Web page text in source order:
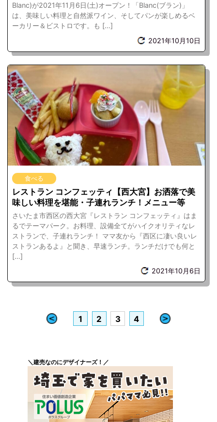
Blanc)が2021年11月6日(土)オープン！「Blanc(ブラン)」
は、美味しい料理と自然派ワイン、そしてパンが楽しめるベ
ーカリー＆ビストロです。も […]
2021年10月10日
食べる
レストラン コンフェッティ【西大宮】お洒落で美
味しい料理を堪能・子連れランチ！メニュー等
さいたま市西区の西大宮『レストラン コンフェッティ』はま
るでテーマパーク。お料理、設備全てがハイクオリティなレ
ストランで、子連れランチ！ ママ友から『西区に凄い良いレ
ストランあるよ』と聞き、早速ランチ。ランチだけでも何と
[…]
2021年10月6日
« 1 2 3 4 »
＼建売なのにデザイナーズ！／